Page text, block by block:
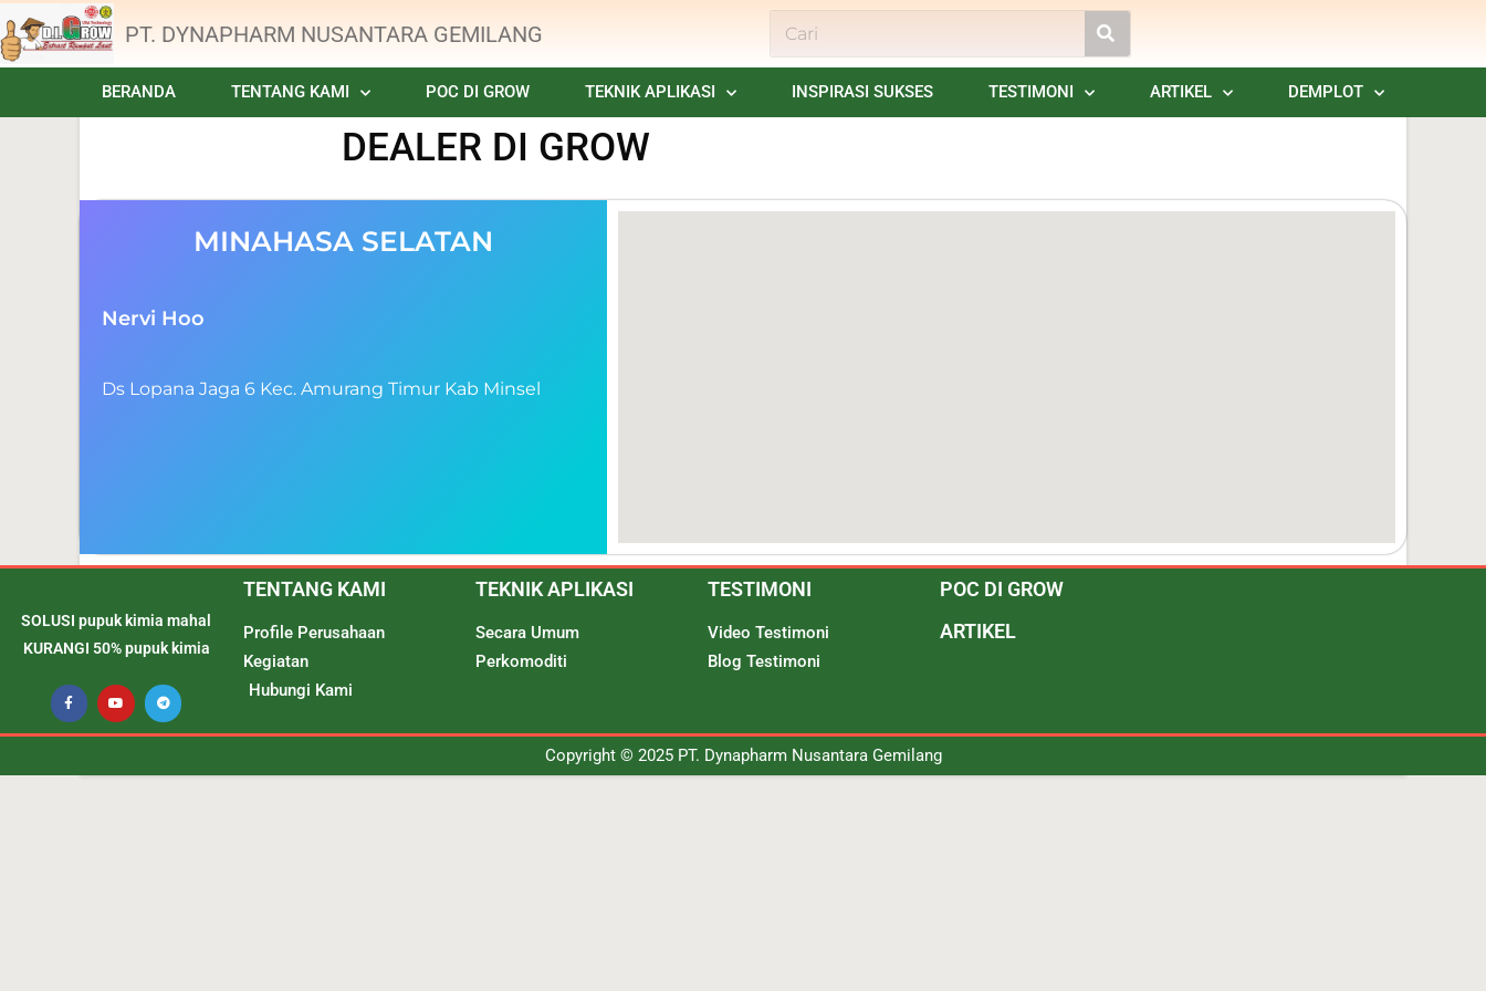
PT. DYNAPHARM NUSANTARA GEMILANG
BERANDA TENTANG KAMI POC DI GROW TEKNIK APLIKASI INSPIRASI SUKSES TESTIMONI ARTIKEL DEMPLOT
DEALER DI GROW
MINAHASA SELATAN
Nervi Hoo
Ds Lopana Jaga 6 Kec. Amurang Timur Kab Minsel
SOLUSI pupuk kimia mahal
KURANGI 50% pupuk kimia
TENTANG KAMI
Profile Perusahaan
Kegiatan
Hubungi Kami
TEKNIK APLIKASI
Secara Umum
Perkomoditi
TESTIMONI
Video Testimoni
Blog Testimoni
POC DI GROW
ARTIKEL
Copyright © 2025 PT. Dynapharm Nusantara Gemilang